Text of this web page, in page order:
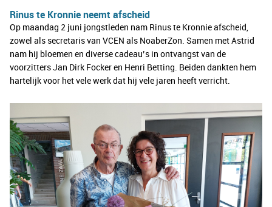
Rinus te Kronnie neemt afscheid
Op maandag 2 juni jongstleden nam Rinus te Kronnie afscheid,
zowel als secretaris van VCEN als NoaberZon. Samen met Astrid
nam hij bloemen en diverse cadeau’s in ontvangst van de
voorzitters Jan Dirk Focker en Henri Betting. Beiden dankten hem
hartelijk voor het vele werk dat hij vele jaren heeft verricht.